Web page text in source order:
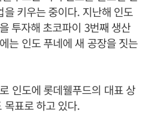
키우는 중이다. 지난해 인도
투자해 초코파이 3번째 생산
는 인도 푸네에 새 공장을 짓는
인도에 롯데웰푸드의 대표 상
목표로 하고 있다.